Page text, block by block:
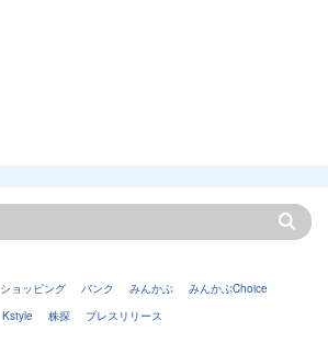
ショッピング バンク みんかぶ
みんかぶChoice
Kstyle
株探 プレスリリース